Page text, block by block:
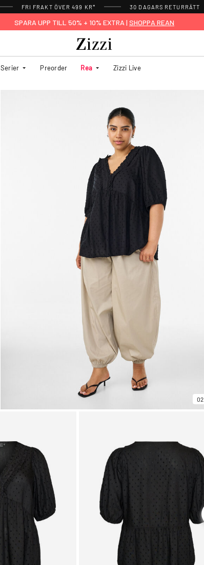
FRI FRAKT ÖVER 499 KR* 30 DAGARS RETURRÄTT
SPARA UPP TILL 50% + 10% EXTRA | SHOPPA REAN
Serier Preorder Rea Zizzi Live
02